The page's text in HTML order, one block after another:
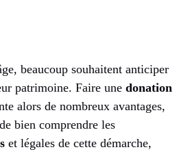
beaucoup souhaitent anticiper
patrimoine. Faire une donation
alors de nombreux avantages,
bien comprendre les
et légales de cette démarche,